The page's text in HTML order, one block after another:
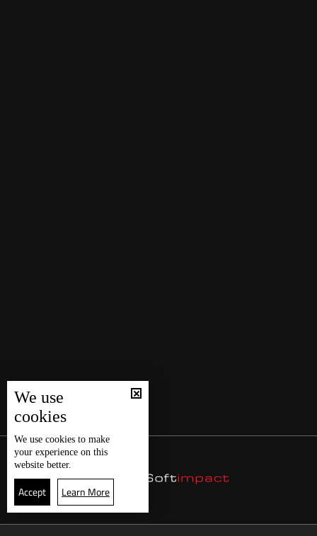
24
We use
cookies
We use cookies to make
your experience on this
website better.
Accept Learn More